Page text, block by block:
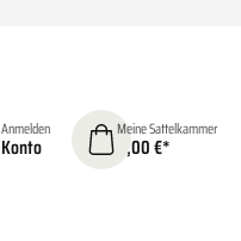
Anmelden
Konto
Meine Sattelkammer
0,00 €*